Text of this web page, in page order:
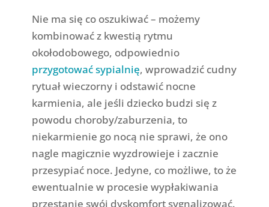
Nie ma się co oszukiwać – możemy
kombinować z kwestią rytmu
okołodobowego, odpowiednio
przygotować sypialnię, wprowadzić cudny
rytuał wieczorny i odstawić nocne
karmienia, ale jeśli dziecko budzi się z
powodu choroby/zaburzenia, to
niekarmienie go nocą nie sprawi, że ono
nagle magicznie wyzdrowieje i zacznie
przesypiać noce. Jedyne, co możliwe, to że
ewentualnie w procesie wypłakiwania
przestanie swój dyskomfort sygnalizować.